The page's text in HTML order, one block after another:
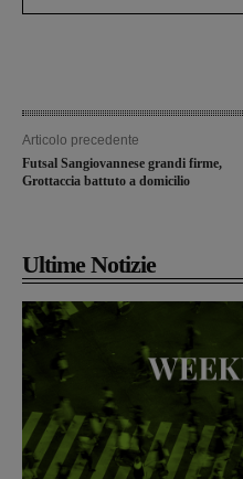
Articolo precedente
Futsal Sangiovannese grandi firme,
Grottaccia battuto a domicilio
Ultime Notizie